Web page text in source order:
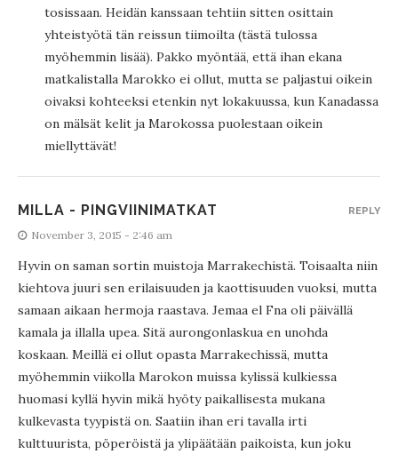
tosissaan. Heidän kanssaan tehtiin sitten osittain
yhteistyötä tän reissun tiimoilta (tästä tulossa
myöhemmin lisää). Pakko myöntää, että ihan ekana
matkalistalla Marokko ei ollut, mutta se paljastui oikein
oivaksi kohteeksi etenkin nyt lokakuussa, kun Kanadassa
on mälsät kelit ja Marokossa puolestaan oikein
miellyttävät!
MILLA - PINGVIINIMATKAT
November 3, 2015 - 2:46 am
Hyvin on saman sortin muistoja Marrakechistä. Toisaalta niin
kiehtova juuri sen erilaisuuden ja kaottisuuden vuoksi, mutta
samaan aikaan hermoja raastava. Jemaa el Fna oli päivällä
kamala ja illalla upea. Sitä aurongonlaskua en unohda
koskaan. Meillä ei ollut opasta Marrakechissä, mutta
myöhemmin viikolla Marokon muissa kylissä kulkiessa
huomasi kyllä hyvin mikä hyöty paikallisesta mukana
kulkevasta tyypistä on. Saatiin ihan eri tavalla irti
kulttuurista, pöperöistä ja ylipäätään paikoista, kun joku
REPLY